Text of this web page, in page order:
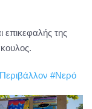
επικεφαλής της
#Νερό